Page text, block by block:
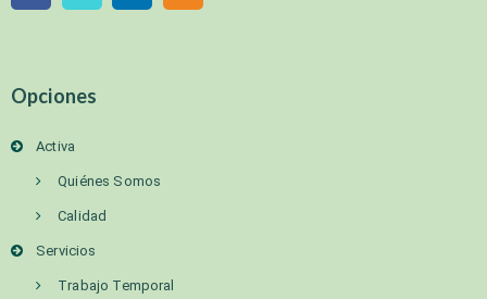
Opciones
Activa
Quiénes Somos
Calidad
Servicios
Trabajo Temporal